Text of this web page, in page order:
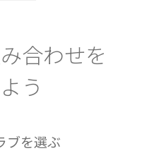
合わせを
う
ブを選ぶ